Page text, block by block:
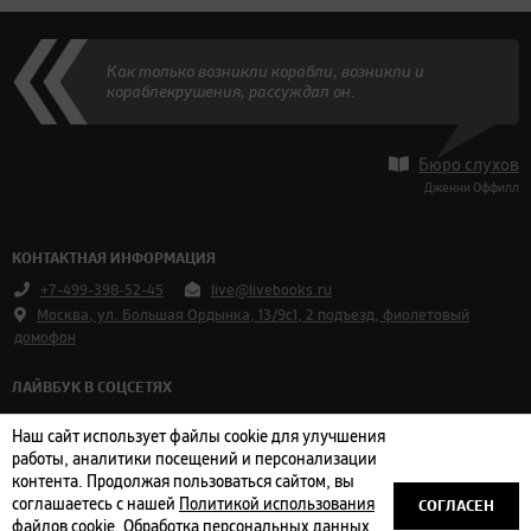
Как только возникли корабли, возникли и
кораблекрушения, рассуждал он.
Бюро слухов
Дженни Оффилл
КОНТАКТНАЯ ИНФОРМАЦИЯ
+7-499-398-52-45
live@livebooks.ru
Москва, ул. Большая Ордынка, 13/9с1, 2 подъезд, фиолетовый
домофон
ЛАЙВБУК В СОЦСЕТЯХ
Vkontakte
Оплата и доставка Пользовательское соглашение|
Политика
Наш сайт использует файлы cookie для улучшения
работы, аналитики посещений и персонализации
контента. Продолжая пользоваться сайтом, вы
соглашаетесь с нашей
Политикой использования
файлов cookie. Обработка персональных данных
СОГЛАСЕН